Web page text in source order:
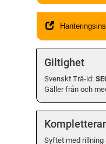
Giltighet
Svenskt Trä-id:
Gäller från och
Syftet med rillning